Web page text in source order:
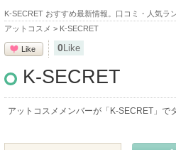
K-SECRET おすすめ最新情報。口コミ・人気ラ
アットコスメ > K-SECRET
Like 0Like
K-SECRET
アットコスメメンバーが「 K-SECRET 」で